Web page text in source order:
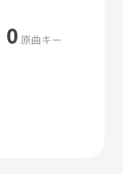
0 原曲キー